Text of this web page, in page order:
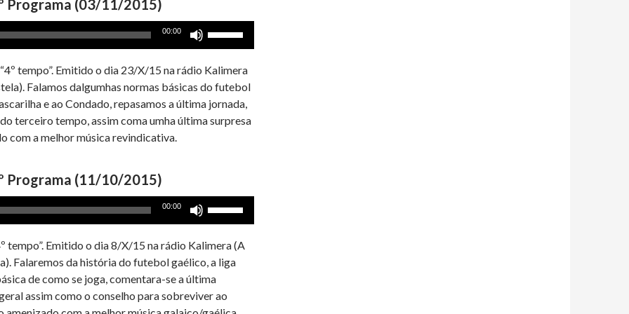
Programa (03/11/2015)
00:00
aumentar
tempo”. Emitido o dia 23/X/15 na rádio Kalimera
Falamos dalgumhas normas básicas do futebol
e ao Condado, repasamos a última jornada,
terceiro tempo, assim coma umha última surpresa
com a melhor música revindicativa.
Programa (11/10/2015)
00:00
cima/baixo
para
tempo”. Emitido o dia 8/X/15 na rádio Kalimera (A
Falaremos da história do futebol gaélico, a liga
de como se joga, comentara-se a última
assim como o conselho para sobreviver ao